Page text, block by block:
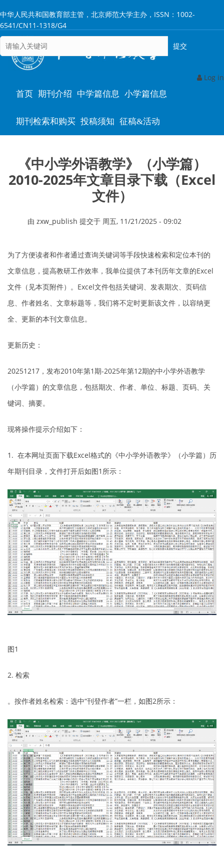
转
到
主
要
中华人民共和国教育部主管，北京师范大学主办，ISSN：1002-
6541/CN11-1318/G4
Log in
Main
navigation
首页 期刊介绍 中学篇信息 小学篇信息
期刊检索和购买 投稿须知 征稿&活动
《中小学外语教学》（小学篇）
2010-2025年文章目录下载（Excel
文件）
由 zxw_publish 提交于 周五, 11/21/2025 - 09:02
为了方便读者和作者通过查询关键词等手段快速检索和定位本刊的
文章信息，提高教研工作效率，我单位提供了本刊历年文章的Excel
文件（见本页附件）。Excel文件包括关键词、发表期次、页码信
息、作者姓名、文章标题等，我们将不定时更新该文件，以容纳更
全、更新的本刊文章信息。
更新历史：
20251217，发布2010年第1期-2025年第12期的中小学外语教学
（小学篇）的文章信息，包括期次、作者、单位、标题、页码、关
键词、摘要。
现将操作提示介绍如下：
1. 在本网址页面下载Excel格式的《中小学外语教学》（小学篇）历
年期刊目录，文件打开后如图1所示：
图1
2. 检索
。按作者姓名检索：选中“刊登作者”一栏，如图2所示：